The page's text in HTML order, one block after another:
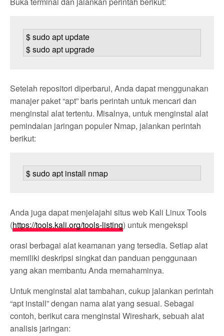
$ sudo apt update
$ sudo apt upgrade
Setelah repositori diperbarui, Anda dapat menggunakan
manajer paket “apt” baris perintah untuk mencari dan
menginstal alat tertentu. Misalnya, untuk menginstal alat
pemindaian jaringan populer Nmap, jalankan perintah
berikut:
$ sudo apt install nmap
Anda juga dapat menjelajahi situs web Kali Linux Tools
(https://tools.kali.org/tools-listing) untuk mengekspl
orasi berbagai alat keamanan yang tersedia. Setiap alat
memiliki deskripsi singkat dan panduan penggunaan
yang akan membantu Anda memahaminya.
Untuk menginstal alat tambahan, cukup jalankan perintah
“apt install” dengan nama alat yang sesuai. Sebagai
contoh, berikut cara menginstal Wireshark, sebuah alat
analisis jaringan: